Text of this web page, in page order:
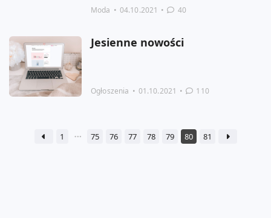
Moda • 04.10.2021 • 40
Jesienne nowości
Ogłoszenia • 01.10.2021 • 110
1 75 76 77 78 79 80 81